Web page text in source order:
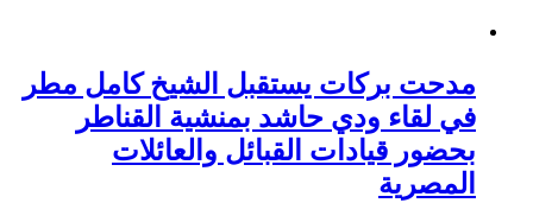
مدحت بركات يستقبل الشيخ كامل مطر
في لقاء ودي حاشد بمنشية القناطر
بحضور قيادات القبائل والعائلات
المصرية